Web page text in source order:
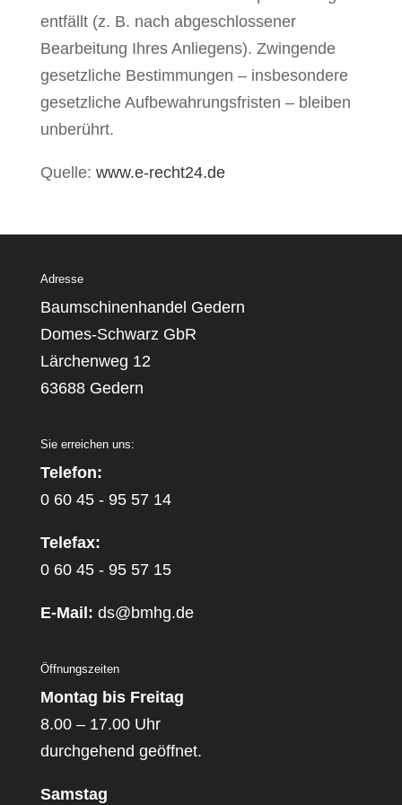
entfällt (z. B. nach abgeschlossener
Bearbeitung Ihres Anliegens). Zwingende
gesetzliche Bestimmungen – insbesondere
gesetzliche Aufbewahrungsfristen – bleiben
unberührt.
Quelle: www.e-recht24.de
Adresse
Baumschinenhandel Gedern
Domes-Schwarz GbR
Lärchenweg 12
63688 Gedern
Sie erreichen uns:
Telefon:
0 60 45 - 95 57 14
Telefax:
0 60 45 - 95 57 15
E-Mail: ds@bmhg.de
Öffnungszeiten
Montag bis Freitag
8.00 – 17.00 Uhr
durchgehend geöffnet.
Samstag